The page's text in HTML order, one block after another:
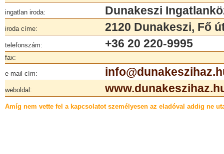
ingatlan iroda: Dunakeszi
iroda címe: 2120 Dunakeszi, Fő
telefonszám: +36 20 220-9995
fax:
e-mail cím:
weboldal:
Amíg nem vette fel a kapcsolatot személyesen az eladóval addig ne